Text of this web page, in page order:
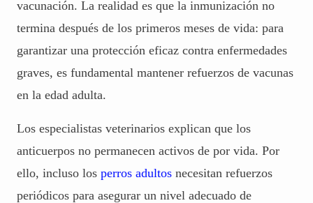
vacunación. La realidad es que la inmunización no
termina después de los primeros meses de vida: para
garantizar una protección eficaz contra enfermedades
graves, es fundamental mantener refuerzos de vacunas
en la edad adulta.
Los especialistas veterinarios explican que los
anticuerpos no permanecen activos de por vida. Por
ello, incluso los perros adultos necesitan refuerzos
periódicos para asegurar un nivel adecuado de